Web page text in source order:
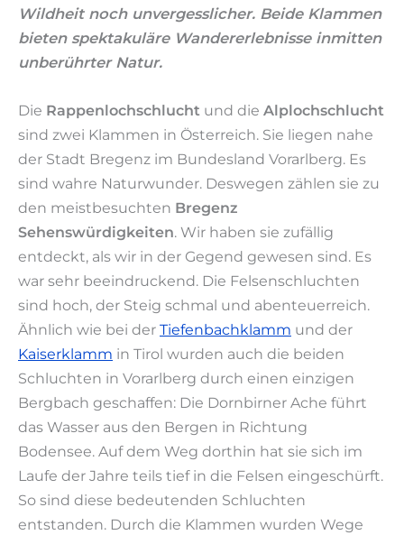
Wildheit noch unvergesslicher. Beide Klammen
bieten spektakuläre Wandererlebnisse inmitten
unberührter Natur.
Die Rappenlochschlucht und die Alplochschlucht
sind zwei Klammen in Österreich. Sie liegen nahe
der Stadt Bregenz im Bundesland Vorarlberg. Es
sind wahre Naturwunder. Deswegen zählen sie zu
den meistbesuchten Bregenz
Sehenswürdigkeiten. Wir haben sie zufällig
entdeckt, als wir in der Gegend gewesen sind. Es
war sehr beeindruckend. Die Felsenschluchten
sind hoch, der Steig schmal und abenteuerreich.
Ähnlich wie bei der Tiefenbachklamm und der
Kaiserklamm in Tirol wurden auch die beiden
Schluchten in Vorarlberg durch einen einzigen
Bergbach geschaffen: Die Dornbirner Ache führt
das Wasser aus den Bergen in Richtung
Bodensee. Auf dem Weg dorthin hat sie sich im
Laufe der Jahre teils tief in die Felsen eingeschürft.
So sind diese bedeutenden Schluchten
entstanden. Durch die Klammen wurden Wege